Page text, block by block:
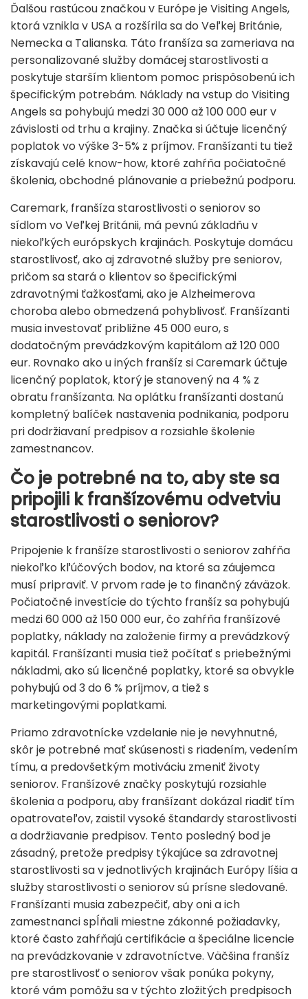
Ďalšou rastúcou značkou v Európe je Visiting Angels,
ktorá vznikla v USA a rozšírila sa do Veľkej Británie,
Nemecka a Talianska. Táto franšíza sa zameriava na
personalizované služby domácej starostlivosti a
poskytuje starším klientom pomoc prispôsobenú ich
špecifickým potrebám. Náklady na vstup do Visiting
Angels sa pohybujú medzi 30 000 až 100 000 eur v
závislosti od trhu a krajiny. Značka si účtuje licenčný
poplatok vo výške 3-5% z príjmov. Franšízanti tu tiež
získavajú celé know-how, ktoré zahŕňa počiatočné
školenia, obchodné plánovanie a priebežnú podporu.
Caremark, franšíza starostlivosti o seniorov so
sídlom vo Veľkej Británii, má pevnú základňu v
niekoľkých európskych krajinách. Poskytuje domácu
starostlivosť, ako aj zdravotné služby pre seniorov,
pričom sa stará o klientov so špecifickými
zdravotnými ťažkosťami, ako je Alzheimerova
choroba alebo obmedzená pohyblivosť. Franšízanti
musia investovať približne 45 000 euro, s
dodatočným prevádzkovým kapitálom až 120 000
eur. Rovnako ako u iných franšíz si Caremark účtuje
licenčný poplatok, ktorý je stanovený na 4 % z
obratu franšízanta. Na oplátku franšízanti dostanú
kompletný balíček nastavenia podnikania, podporu
pri dodržiavaní predpisov a rozsiahle školenie
zamestnancov.
Čo je potrebné na to, aby ste sa
pripojili k franšízovému odvetviu
starostlivosti o seniorov?
Pripojenie k franšíze starostlivosti o seniorov zahŕňa
niekoľko kľúčových bodov, na ktoré sa záujemca
musí pripraviť. V prvom rade je to finančný záväzok.
Počiatočné investície do týchto franšíz sa pohybujú
medzi 60 000 až 150 000 eur, čo zahŕňa franšízové ​​
poplatky, náklady na založenie firmy a prevádzkový
kapitál. Franšízanti musia tiež počítať s priebežnými
nákladmi, ako sú licenčné poplatky, ktoré sa obvykle
pohybujú od 3 do 6 % príjmov, a tiež s
marketingovými poplatkami.
Priamo zdravotnícke vzdelanie nie je nevyhnutné,
skôr je potrebné mať skúsenosti s riadením, vedením
tímu, a predovšetkým motiváciu zmeniť životy
seniorov. Franšízové ​​značky poskytujú rozsiahle
školenia a podporu, aby franšízant dokázal riadiť tím
opatrovateľov, zaistil vysoké štandardy starostlivosti
a dodržiavanie predpisov. Tento posledný bod je
zásadný, pretože predpisy týkajúce sa zdravotnej
starostlivosti sa v jednotlivých krajinách Európy líšia a
služby starostlivosti o seniorov sú prísne sledované.
Franšízanti musia zabezpečiť, aby oni a ich
zamestnanci spĺňali miestne zákonné požiadavky,
ktoré často zahŕňajú certifikácie a špeciálne licencie
na prevádzkovanie v zdravotníctve. Väčšina franšíz
pre starostlivosť o seniorov však ponúka pokyny,
ktoré vám pomôžu sa v týchto zložitých predpisoch